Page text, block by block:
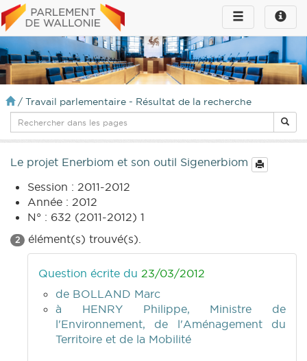
Toggle
infos
Toggle
navigation
/ Travail parlementaire - Résultat de la recherche
Le projet Enerbiom et son outil Sigenerbiom
Session : 2011-2012
Année : 2012
N° : 632 (2011-2012) 1
2 élément(s) trouvé(s).
Question écrite du 23/03/2012
de BOLLAND Marc
à HENRY Philippe, Ministre de
l'Environnement, de l'Aménagement du
Territoire et de la Mobilité